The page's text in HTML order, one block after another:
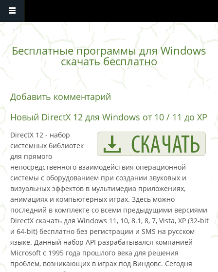
Перейти к основному содержанию
Бесплатные программы для Windows
скачать бесплатно
Добавить комментарий
Новый DirectX 12 для Windows от 10 / 11 до XP
DirectX 12 - набор
системных библиотек
для прямого
непосредственного взаимодействия операционной
системы с оборудованием при создании звуковых и
визуальных эффектов в мультимедиа приложениях,
анимациях и компьютерных играх. Здесь можно
последний в комплекте со всеми предыдущими версиями
DirectX скачать для Windows 11, 10, 8.1, 8, 7, Vista, XP (32-bit
и 64-bit) бесплатно без регистрации и SMS на русском
языке. Данный набор API разрабатывался компанией
Microsoft с 1995 года прошлого века для решения
проблем, возникающих в играх под Виндовс. Сегодня